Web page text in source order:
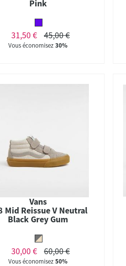
Pink
31,50 € 45,00 €
Vous économisez30%
Vans
Mid Reissue V Neutral
Black Grey Gum
30,00 € 60,00 €
Vous économisez50%